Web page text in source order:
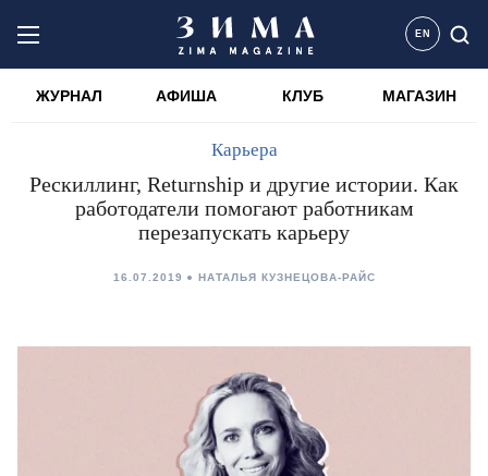
EN
ЖУРНАЛ АФИША КЛУБ МАГАЗИН
Карьера
Рескиллинг, Returnship и другие истории. Как
работодатели помогают работникам
перезапускать карьеру
16.07.2019 НАТАЛЬЯ КУЗНЕЦОВА-РАЙС